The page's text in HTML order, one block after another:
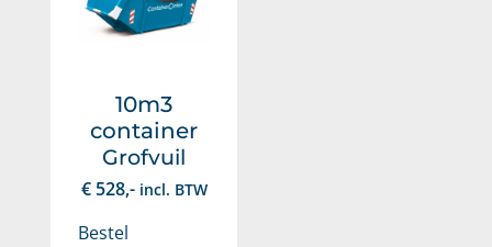
10m3
container
Grofvuil
€528,- incl. BTW
Bestel